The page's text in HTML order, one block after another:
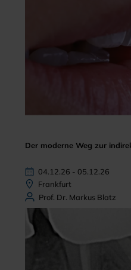
Der moderne Weg zur
04.12.26 - 05.12.26
Frankfurt
Prof. Dr. Markus Blatz